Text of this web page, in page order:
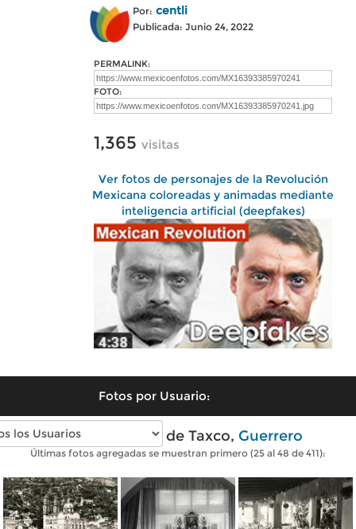
Por: centli
Publicada: Junio 24, 2022
PERMALINK:
FOTO:
1,365 visitas
Ver fotos de personajes de la Revolución
Mexicana coloreadas y animadas mediante
inteligencia artificial (deepfakes)
Fotos por Usuario:
Fotos antiguas de Taxco, Guerrero
Últimas fotos agregadas se muestran primero (25 al 48 de 411):